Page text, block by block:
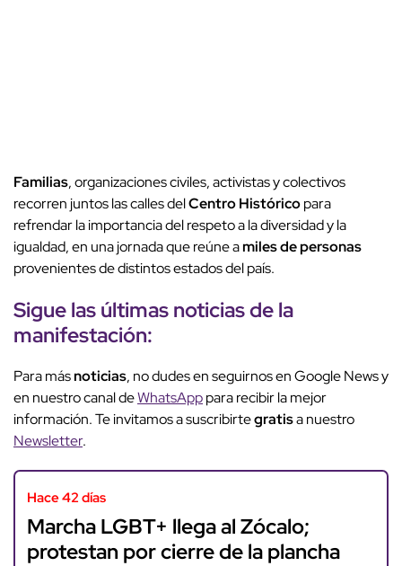
Familias, organizaciones civiles, activistas y colectivos
recorren juntos las calles delCentro Históricopara
refrendar la importancia del respeto a la diversidad y la
igualdad, en una jornada que reúne amiles de personas
provenientes de distintos estados del país.
Sigue las últimas noticias de la
manifestación:
Para másnoticias, no dudes en seguirnos en Google News y
en nuestro canal deWhatsApppara recibir la mejor
información. Te invitamos a suscribirtegratisa nuestro
Newsletter.
Hace 42 días
Marcha LGBT+ llega al Zócalo;
protestan por cierre de la plancha